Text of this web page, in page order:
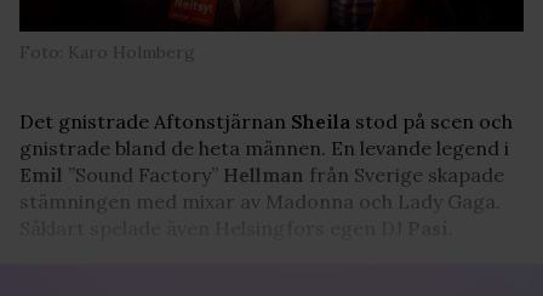
Foto: Karo Holmberg
Det gnistrade Aftonstjärnan Sheila stod på scen och
gnistrade bland de heta männen. En levande legend i
Emil ”Sound Factory” Hellman från Sverige skapade
stämningen med mixar av Madonna och Lady Gaga.